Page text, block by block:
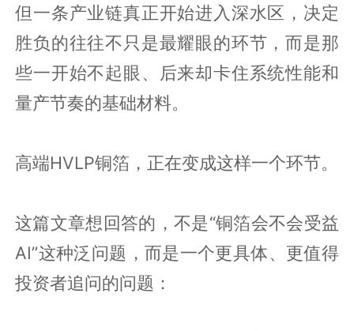
但一条产业链真正开始进入深水区，决定
胜负的往往不只是最耀眼的环节，而是那
些一开始不起眼、后来却卡住系统性能和
量产节奏的基础材料。
高端HVLP铜箔，正在变成这样一个环节。
这篇文章想回答的，不是“铜箔会不会受益
AI”这种泛问题，而是一个更具体、更值得
投资者追问的问题：